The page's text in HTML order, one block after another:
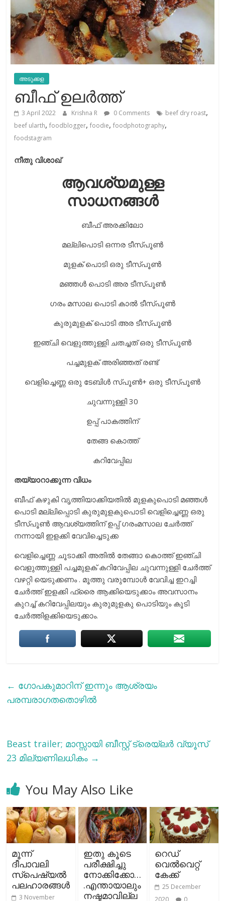
അടുക്കള
ബീഫ് ഉലർത്ത്
3 April 2022 Krishna R 0 Comments beef dry roast,
beef ularth,foodblogger,foodie,foodphotography,
foodstagram
നീതു വിശാഖ്
ആവശ്യമുള്ള
സാധനങ്ങൾ
ബീഫ് അരക്കിലോ
മല്ലിപൊടി ഒന്നര ടീസ്പൂൺ
മുളക് പൊടി ഒരു ടീസ്പൂൺ
മഞ്ഞൾ പൊടി അര ടീസ്പൂൺ
ഗരം മസാല പൊടി കാൽ ടീസ്പൂൺ
കുരുമുളക് പൊടി അര ടീസ്പൂൺ
ഇഞ്ചി വെളുത്തുള്ളി ചതച്ചത് ഒരു ടീസ്പൂൺ
പച്ചമുളക് അരിഞ്ഞത് രണ്ട്
വെളിച്ചെണ്ണ ഒരു ടേബിൾ സ്പൂൺ+ ഒരു ടീസ്പൂൺ
ചുവന്നുള്ളി 30
ഉപ്പ് പാകത്തിന്
തേങ്ങ കൊത്ത്
കറിവേപ്പില
തയ്യാറാക്കുന്ന വിധം
ബീഫ് കഴുകി വൃത്തിയാക്കിയതിൽ മുളകുപൊടി മഞ്ഞൾ
പൊടി മല്ലിപ്പൊടി കുരുമുളകുപൊടി വെളിച്ചെണ്ണ ഒരു
ടീസ്പൂൺ ആവശ്യത്തിന് ഉപ്പ് ഗരംമസാല ചേർത്ത്
നന്നായി ഇളക്കി വേവിച്ചെടുക്ക
വെളിച്ചെണ്ണ ചൂടാക്കി അതിൽ തേങ്ങാ കൊത്ത് ഇഞ്ചി
വെളുത്തുള്ളി പച്ചമുളക് കറിവേപ്പില ചുവന്നുള്ളി ചേർത്ത്
വഴറ്റി യെടുക്കണം . മൂത്തു വരുമ്പോൾ വേവിച്ച ഇറച്ചി
ചേർത്ത് ഇളക്കി ഫ്രൈ ആക്കിയെടുക്കാം അവസാനം
കുറച്ച് കറിവേപ്പിലയും കുരുമുളകു പൊടിയും കൂടി
ചേർത്തിളക്കിയെടുക്കാം.
← ഗോപകുമാറിന് ഇന്നും ആശ്രയം
പരമ്പരാഗതതൊഴില്‍
Beast trailer; മാസ്സായി ബീസ്റ്റ് ട്രെയ്ലര്‍ വ്യൂസ്
23 മില്യണിലധികം →
You May Also Like
മൂന്ന്
ദീപാവലി
സ്പെഷ്യല്‍
പലഹാരങ്ങള്‍
3 November
ഇതു കൂടെ
പരീക്ഷിച്ചു
നോക്കിക്കോ…
.എന്തായാലും
നഷ്ടമാവില്ല
റെഡ്
വെല്‍വെറ്റ്
കേക്ക്
25 December
2020
0